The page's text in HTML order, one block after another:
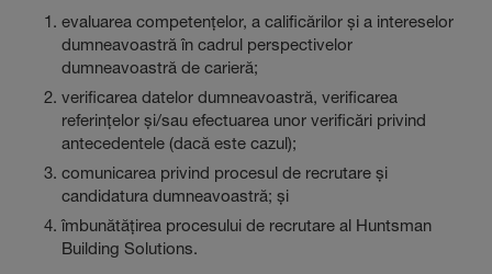
evaluarea competențelor, a calificărilor și a intereselor
dumneavoastră în cadrul perspectivelor
dumneavoastră de carieră;
verificarea datelor dumneavoastră, verificarea
referințelor și/sau efectuarea unor verificări privind
antecedentele (dacă este cazul);
comunicarea privind procesul de recrutare și
candidatura dumneavoastră; și
îmbunătățirea procesului de recrutare al Huntsman
Building Solutions.